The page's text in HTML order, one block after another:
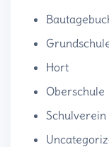
Hort
Oberschule
Schulverein